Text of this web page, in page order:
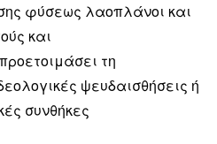
φύσεως λαοπλάνοι και
και
τη
ψευδαισθήσεις ή
συνθήκες